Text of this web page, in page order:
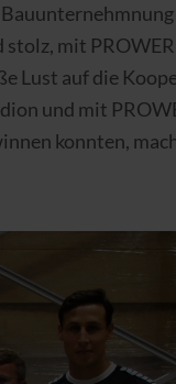
stolz, mit
Lust auf die
und mit
konnten,